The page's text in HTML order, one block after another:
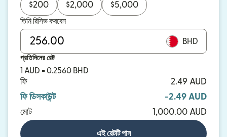
$200 $2,000 $5,000
তিনি রিসিভ করবেন
BHD
প্রতিদিনের রেট
1 AUD = 0.2560 BHD
ফি
2.49 AUD
ফি ডিসকাউন্ট
-2.49 AUD
মোট
1,000.00 AUD
এই রেটটি পান